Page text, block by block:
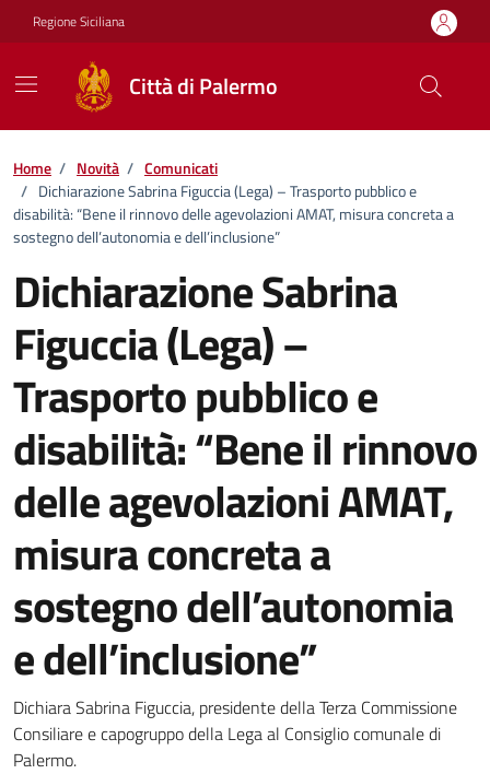
Vai ai contenuti
Vai al footer
Regione Siciliana
Città di Palermo
Home / Novità / Comunicati
/ Dichiarazione Sabrina Figuccia (Lega) – Trasporto pubblico e
disabilità: “Bene il rinnovo delle agevolazioni AMAT, misura concreta a
sostegno dell’autonomia e dell’inclusione”
Dichiarazione Sabrina
Figuccia (Lega) –
Trasporto pubblico e
disabilità: “Bene il rinnovo
delle agevolazioni AMAT,
misura concreta a
sostegno dell’autonomia
e dell’inclusione”
Dettagli della notizia
Dichiara Sabrina Figuccia, presidente della Terza Commissione
Consiliare e capogruppo della Lega al Consiglio comunale di
Palermo.